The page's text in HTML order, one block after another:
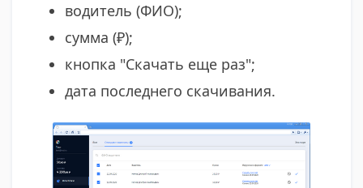
водитель (ФИО);
сумма (₽);
кнопка "Скачать еще раз";
дата последнего скачивания.